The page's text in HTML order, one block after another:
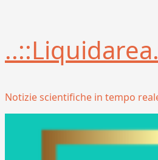
Notizie scientifiche in tempo